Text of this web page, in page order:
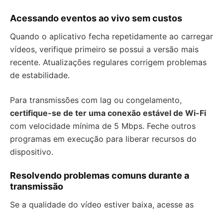
Acessando eventos ao vivo sem custos
Quando o aplicativo fecha repetidamente ao carregar
vídeos, verifique primeiro se possui a versão mais
recente. Atualizações regulares corrigem problemas
de estabilidade.
Para transmissões com lag ou congelamento,
certifique-se de ter uma conexão estável de Wi-Fi
com velocidade mínima de 5 Mbps. Feche outros
programas em execução para liberar recursos do
dispositivo.
Resolvendo problemas comuns durante a
transmissão
Se a qualidade do vídeo estiver baixa, acesse as